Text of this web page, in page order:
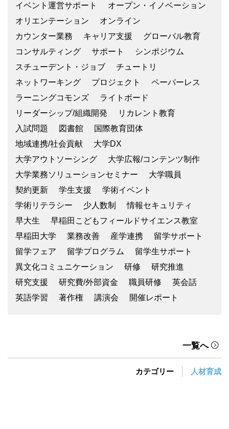
イベント運営サポート
オープン・イノベーション
オリエンテーション
オンライン
カウンター業務
キャリア支援
グローバル教育
コンサルティング
サポート
シンポジウム
スチューデント・ジョブ
チュートリ
ネットワーキング
プロジェクト
ペーパーレス
ラーニングコモンズ
ライトボード
リーダーシップ/組織開発
リカレント教育
入試問題
図書館
国際教育団体
地域連携/社会貢献
大学DX
大学アウトソーシング
大学広報/コンテンツ制作
大学業務ソリューションセミナー
大学職員
契約更新
学生支援
学術イベント
学術リテラシー
少人数制
情報セキュリティ
早大生
早稲田こどもフィールドサイエンス教室
早稲田大学
業務改善 産学連携
留学サポート
留学フェア
留学プログラム
留学生サポート
異文化コミュニケーション
研修
研究推進
研究支援
研究費/外部資金 職員研修
英会話
英語学習
著作権 講演会 開催レポート
一覧へ
カテゴリー 人材育成